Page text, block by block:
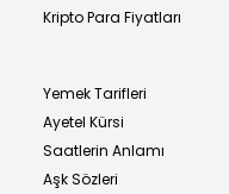
Kripto Para Fiyatları
Yemek Tarifleri
Ayetel Kürsi
Saatlerin Anlamı
Aşk Sözleri